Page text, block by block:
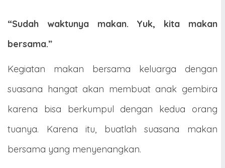
“Sudah waktunya makan. Yuk, kita makan
bersama.”
Kegiatan makan bersama keluarga dengan
suasana hangat akan membuat anak gembira
karena bisa berkumpul dengan kedua orang
tuanya. Karena itu, buatlah suasana makan
bersama yang menyenangkan.